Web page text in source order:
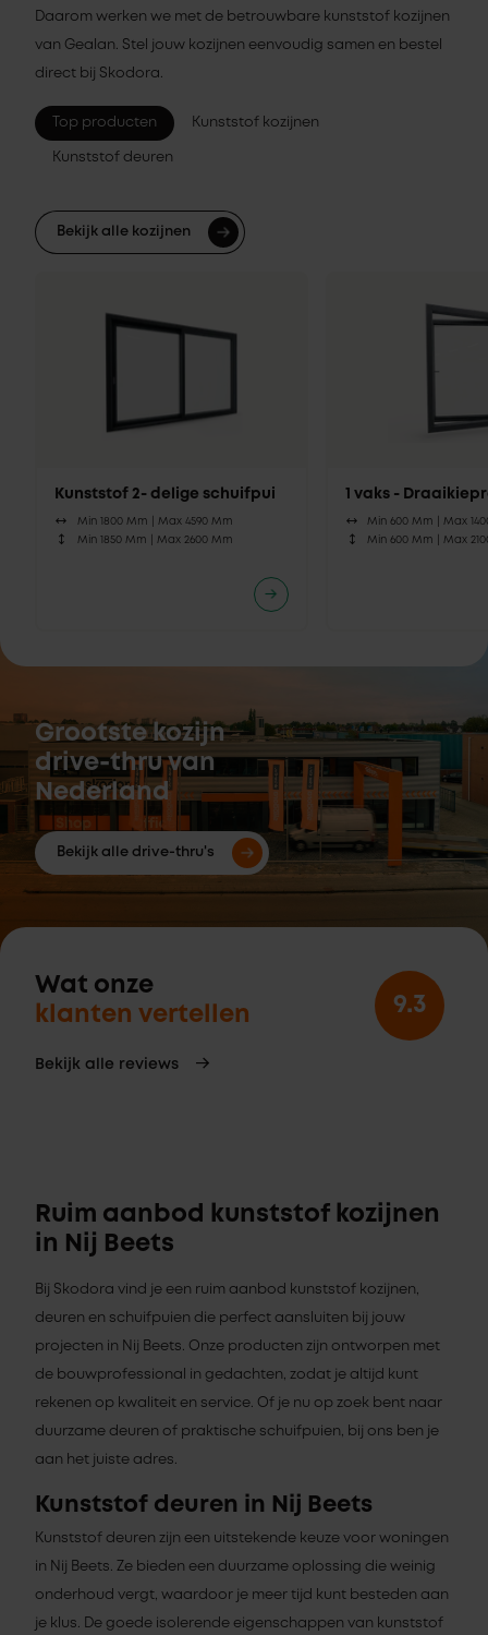
Daarom werken we met de betrouwbare kunststof kozijnen
van Gealan. Stel jouw kozijnen eenvoudig samen en bestel
direct bij Skodora.
Top producten Kunststof kozijnen
Kunststof deuren
Bekijk alle kozijnen
Kunststof 2- delige schuifpui
Min 1800 Mm | Max 4590 Mm
Min 1850 Mm | Max 2600 Mm
1 vaks -
Min 600 Mm |Max
Min 600 Mm |Max
Grootste kozijn
drive-thru van
Nederland
Bekijk alle drive-thru's
Wat onze
klanten vertellen
Bekijk alle reviews
9.3
Ruim aanbod kunststof kozijnen
in Nij Beets
Bij Skodora vind je een ruim aanbod kunststof kozijnen,
deuren en schuifpuien die perfect aansluiten bij jouw
projecten in Nij Beets. Onze producten zijn ontworpen met
de bouwprofessional in gedachten, zodat je altijd kunt
rekenen op kwaliteit en service. Of je nu op zoek bent naar
duurzame deuren of praktische schuifpuien, bij ons ben je
aan het juiste adres.
Kunststof deuren in Nij Beets
Kunststof deuren zijn een uitstekende keuze voor woningen
in Nij Beets. Ze bieden een duurzame oplossing die weinig
onderhoud vergt, waardoor je meer tijd kunt besteden aan
je klus. De goede isolerende eigenschappen van kunststof